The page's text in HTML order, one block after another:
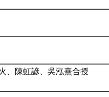
、陳虹諺、吳泓熹合授